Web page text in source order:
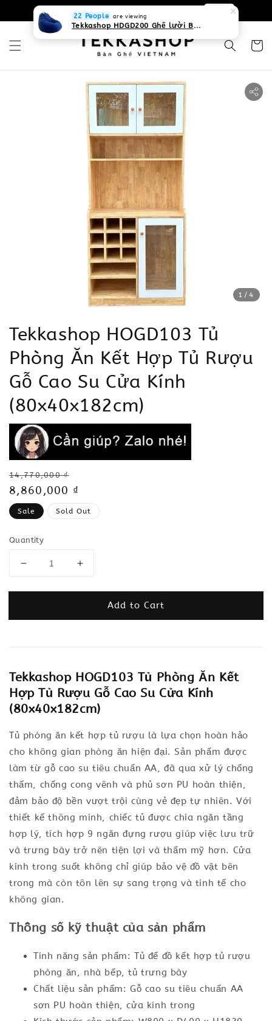
0931268840 Liên hệ với chúng tôi
1 /4
Tekkashop HOGD103 Tủ
Phòng Ăn Kết Hợp Tủ Rượu
Gỗ Cao Su Cửa Kính
(80x40x182cm)
Regular
price
14,770,000 ₫
Sale
price
8,860,000 ₫
Sale Sold Out
Quantity
Add to Cart
Tekkashop HOGD103 Tủ Phòng Ăn Kết
Hợp Tủ Rượu Gỗ Cao Su Cửa Kính
(80x40x182cm)
Tủ phòng ăn kết hợp tủ rượu là lựa chọn hoàn hảo
cho không gian phòng ăn hiện đại. Sản phẩm được
làm từ gỗ cao su tiêu chuẩn AA, đã qua xử lý chống
thấm, chống cong vênh và phủ sơn PU hoàn thiện,
đảm bảo độ bền vượt trội cùng vẻ đẹp tự nhiên. Với
thiết kế thông minh, chiếc tủ được chia ngăn tầng
hợp lý, tích hợp 9 ngăn đựng rượu giúp việc lưu trữ
và trưng bày trở nên tiện lợi và thẩm mỹ hơn. Cửa
kính trong suốt không chỉ giúp bảo vệ đồ vật bên
trong mà còn tôn lên sự sang trọng và tinh tế cho
không gian.
Thông số kỹ thuật của sản phẩm
Tính năng sản phẩm: Tủ để đồ kết hợp tủ rượu
phòng ăn, nhà bếp, tủ trưng bày
Chất liệu sản phẩm: Gỗ cao su tiêu chuẩn AA
sơn PU hoàn thiện, cửa kính trong
22 People are viewing
Tekkashop HDGD200 Ghế lười Beanbag form truyền thống, chất liệu Olefin canvas kháng nước, màu xanh biển, có thể sử dụng trong nhà và cả ngoài trời, có quai xách